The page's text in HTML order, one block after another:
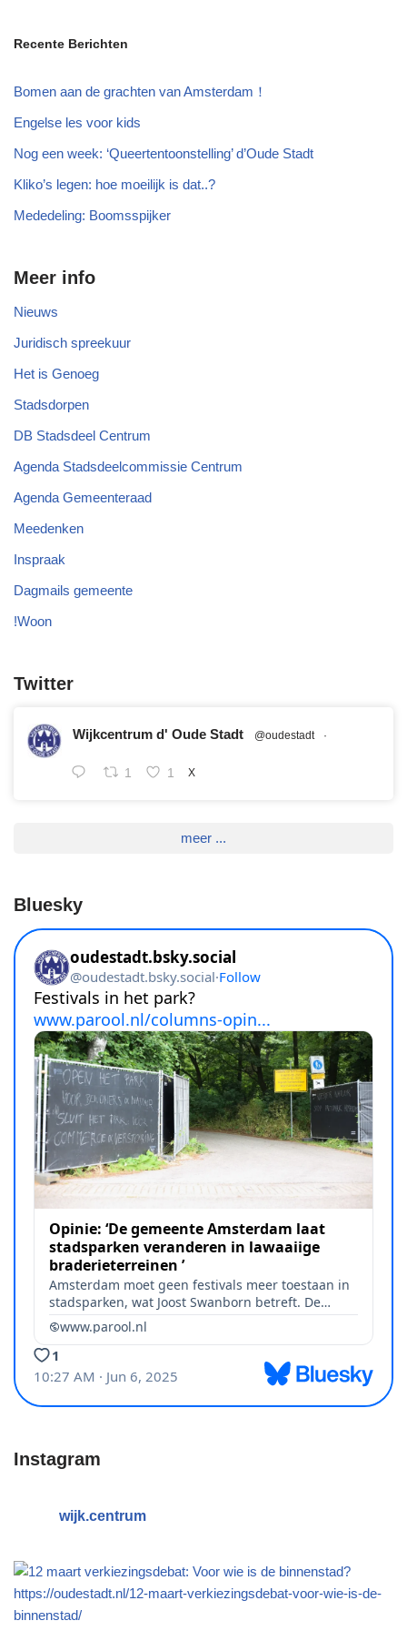
Recente Berichten
Bomen aan de grachten van Amsterdam！
Engelse les voor kids
Nog een week: ‘Queertentoonstelling’ d’Oude Stadt
Kliko’s legen: hoe moeilijk is dat..?
Mededeling: Boomsspijker
Meer info
Nieuws
Juridisch spreekuur
Het is Genoeg
Stadsdorpen
DB Stadsdeel Centrum
Agenda Stadsdeelcommissie Centrum
Agenda Gemeenteraad
Meedenken
Inspraak
Dagmails gemeente
!Woon
Twitter
Wijkcentrum d' Oude Stadt @oudestadt ·
1 1 X
meer ...
Bluesky
Instagram
wijk.centrum